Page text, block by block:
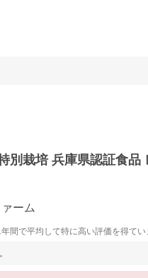
別栽培 兵庫県認証食品
ーム
間で平均して特に高い評価を得てい